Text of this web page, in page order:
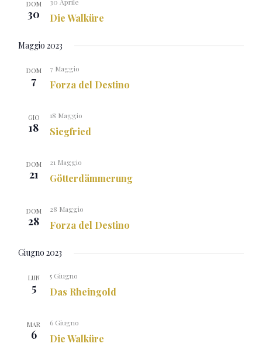
DOM
30 Die Walküre
Maggio 2023
DOM
7 Forza del Destino
7 Maggio
GIO
18 Siegfried
18 Maggio
DOM
21 Götterdämmerung
21 Maggio
DOM
28 Forza del Destino
28 Maggio
Giugno 2023
LUN
5 Das Rheingold
5 Giugno
MAR
6 Die Walküre
6 Giugno